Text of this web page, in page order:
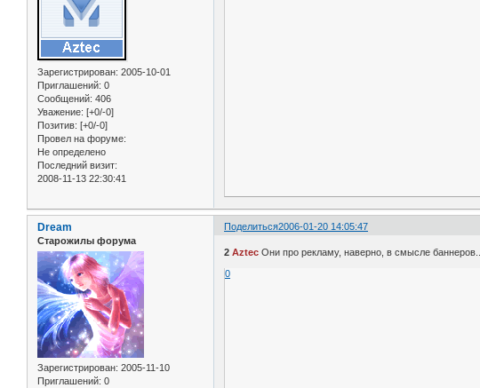
Зарегистрирован: 2005-10-01
Приглашений: 0
Сообщений: 406
Уважение: [+0/-0]
Позитив: [+0/-0]
Провел на форуме:
Не определено
Последний визит:
2008-11-13 22:30:41
Поделиться2006-01-20 14:05:47
Dream
Старожилы форума
Зарегистрирован: 2005-11-10
Приглашений: 0
2Aztec Они про рекламу, наверно, в смысле баннеров...
0